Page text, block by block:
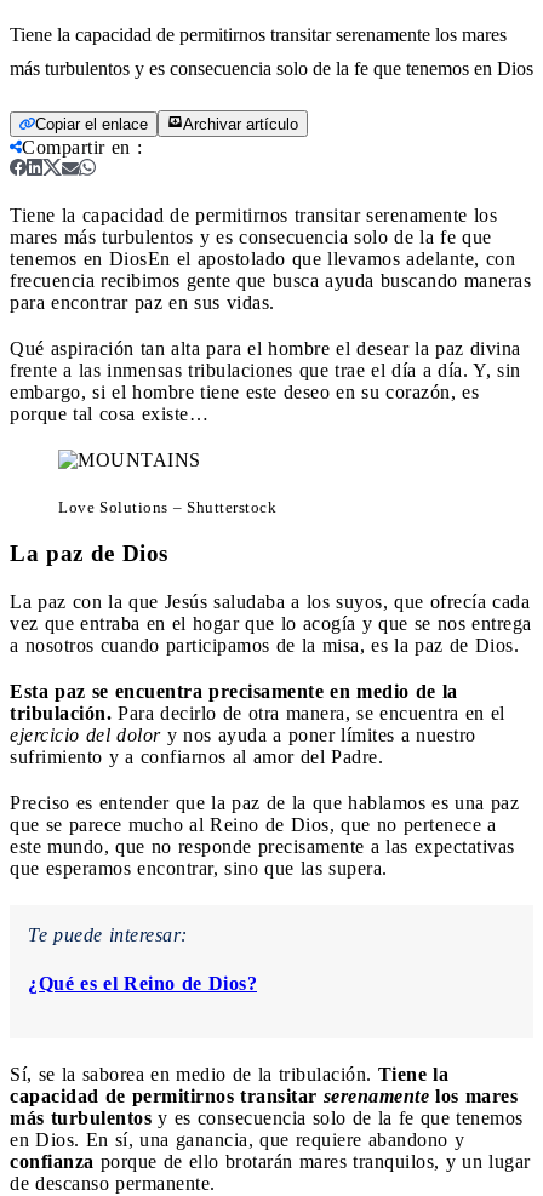
Tiene la capacidad de permitirnos transitar serenamente los mares
más turbulentos y es consecuencia solo de la fe que tenemos en Dios
Copiar el enlace Archivar artículo
Compartir en :
Tiene la capacidad de permitirnos transitar serenamente los
mares más turbulentos y es consecuencia solo de la fe que
tenemos en DiosEn el apostolado que llevamos adelante, con
frecuencia recibimos gente que busca ayuda buscando maneras
para encontrar paz en sus vidas.
Qué aspiración tan alta para el hombre el desear la paz divina
frente a las inmensas tribulaciones que trae el día a día. Y, sin
embargo, si el hombre tiene este deseo en su corazón, es
porque tal cosa existe…
Love Solutions – Shutterstock
La paz de Dios
La paz con la que Jesús saludaba a los suyos, que ofrecía cada
vez que entraba en el hogar que lo acogía y que se nos entrega
a nosotros cuando participamos de la misa, es la paz de Dios.
Esta paz se encuentra precisamente en medio de la
tribulación. Para decirlo de otra manera, se encuentra en el
ejercicio del dolory nos ayuda a poner límites a nuestro
sufrimiento y a confiarnos al amor del Padre.
Preciso es entender que la paz de la que hablamos es una paz
que se parece mucho al Reino de Dios, que no pertenece a
este mundo, que no responde precisamente a las expectativas
que esperamos encontrar, sino que las supera.
Te puede interesar:
¿Qué es el Reino de Dios?
Sí, se la saborea en medio de la tribulación. Tiene la
capacidad de permitirnos transitar serenamente los mares
más turbulentos y es consecuencia solo de la fe que tenemos
en Dios. En sí, una ganancia, que requiere abandono y
confianza porque de ello brotarán mares tranquilos, y un lugar
de descanso permanente.